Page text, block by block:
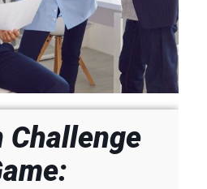
Challenge